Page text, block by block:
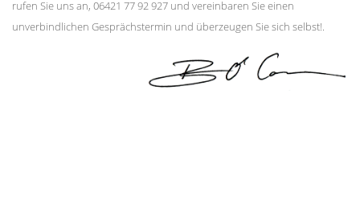
rufen Sie uns an, 06421 77 92 927 und vereinbaren Sie einen
unverbindlichen Gesprächstermin und überzeugen Sie sich selbst!.